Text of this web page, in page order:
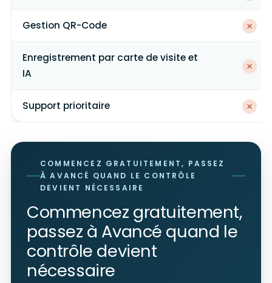
Gestion QR-Code
Enregistrement par carte de visite et
IA
Support prioritaire
COMMENCEZ GRATUITEMENT, PASSEZ
À AVANCÉ QUAND LE CONTRÔLE
DEVIENT NÉCESSAIRE
Commencez gratuitement,
passez à Avancé quand le
contrôle devient
nécessaire